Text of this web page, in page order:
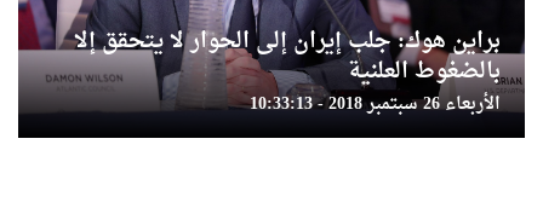
براين هوك: جلب إيران إلى الحوار لا يتحقق إلا
بالضغوط العلنية
الأربعاء 26 سبتمبر 2018 - 10:33:13